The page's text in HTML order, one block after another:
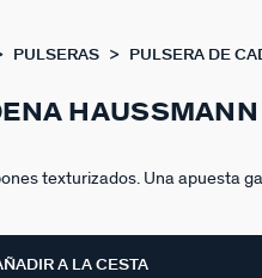
PULSERAS PULSERA DE
HAUSSMANN
texturizados. Una apuesta
a más no poder y
A LA CESTA